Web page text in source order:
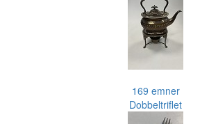
169 emner
Dobbeltriflet